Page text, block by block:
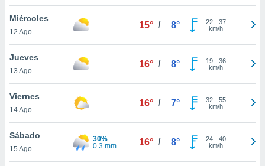
de
cookies
aceptar
Miércoles
12 Ago
15° / 8° 22- 37
km/h
Jueves
13 Ago
16° / 8° 19- 36
km/h
Viernes
14 Ago
16° / 7° 32- 55
km/h
Sábado
15 Ago
30%
0.3 mm
16° / 8° 24- 40
km/h